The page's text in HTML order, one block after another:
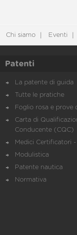
Chi siamo Eventi
Patenti
La patente di guida
Tutte le pratiche
Foglio rosa e prove
Carta di
Conducente (CQC)
Medici Certificatori
Modulistica
Patente nautica
Normativa